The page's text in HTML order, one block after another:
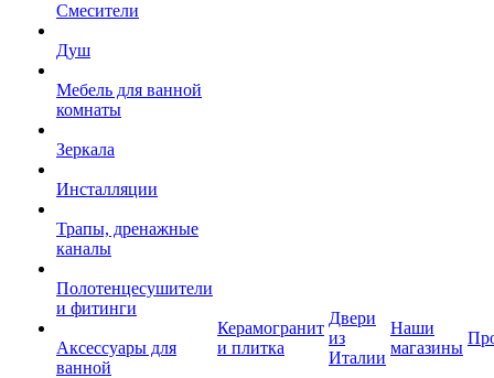
Смесители
Душ
Мебель для ванной
комнаты
Зеркала
Инсталляции
Трапы, дренажные
каналы
Полотенцесушители
и фитинги
Аксессуары для
ванной
Керамогранит
и плитка
Двери
из
Италии
Наши
магазины